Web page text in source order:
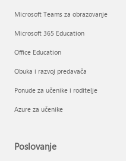
Microsoft Teams za obrazovanje
Microsoft 365 Education
Office Education
Obuka i razvoj predavača
Ponude za učenike i roditelje
Azure za učenike
Poslovanje